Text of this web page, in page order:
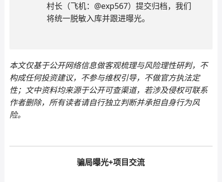
村长（飞机：@exp567）提交归档，我们
将统一脱敏入库并跟进曝光。
本文仅基于公开网络信息做客观梳理与风险理性研判，不
构成任何投资建议，不参与维权引导，不做官方执法定
性；文中资料均来源于公开可查渠道，若涉及侵权可联系
作者删除，所有读者请自行独立判断并承担自身行为风
险。
骗局曝光+项目交流